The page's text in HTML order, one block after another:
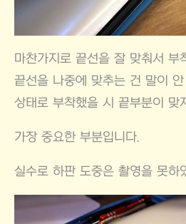
마찬가지로 끝선을 잘 맞춰서 부
끝선을 나중에 맞추는 건 말이
상태로 부착했을 시 끝부분이 맞
가장 중요한 부분입니다.
실수로 하판 도중은 촬영을 못하